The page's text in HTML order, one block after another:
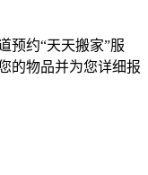
预约“天天搬家”服
的物品并为您详细报